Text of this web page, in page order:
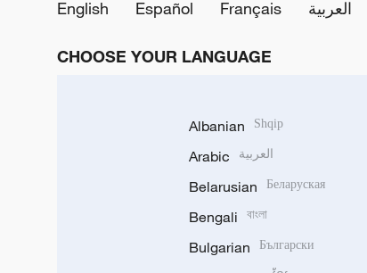
English
Español Français العربية
CHOOSE YOUR LANGUAGE
Albanian Shqip
Arabic العربية
Belarusian Беларуская
Bengali বাংলা
Bulgarian Български